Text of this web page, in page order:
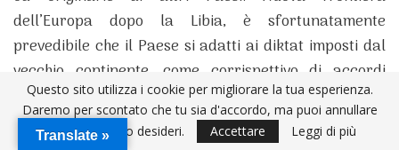
dell’Europa dopo la Libia, è sfortunatamente
prevedibile che il Paese si adatti ai diktat imposti dal
vecchio continente, come corrispettivo di accordi
caratterizzati da una grande assimetria di potere tra
le parti contrattanti.
Questo sito utilizza i cookie per migliorare la tua esperienza.
Daremo per scontato che tu sia d'accordo, ma puoi annullare
l'iscrizione se lo desideri.
Accettare Leggi di più
Translate »